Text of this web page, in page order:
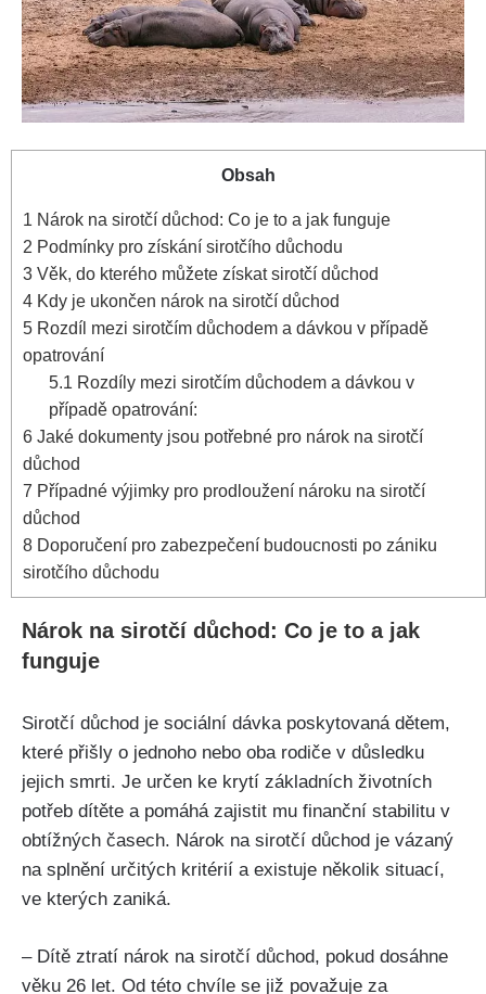
Obsah
1 Nárok na sirotčí důchod: Co je to a jak funguje
2 Podmínky pro získání sirotčího důchodu
3 Věk, do kterého můžete získat sirotčí důchod
4 Kdy je ukončen nárok na sirotčí důchod
5 Rozdíl mezi sirotčím důchodem a dávkou v případě
opatrování
5.1 Rozdíly mezi sirotčím důchodem a dávkou v
případě opatrování:
6 Jaké dokumenty jsou potřebné pro nárok na sirotčí
důchod
7 Případné výjimky pro prodloužení nároku na sirotčí
důchod
8 Doporučení pro zabezpečení budoucnosti po zániku
sirotčího důchodu
Nárok na sirotčí důchod: Co je to a jak
funguje
Sirotčí důchod je sociální dávka poskytovaná dětem,
které přišly o jednoho nebo oba rodiče v důsledku
jejich smrti. Je určen ke krytí základních životních
potřeb dítěte a pomáhá zajistit mu finanční stabilitu v
obtížných časech. Nárok na sirotčí důchod je vázaný
na splnění určitých kritérií a existuje několik situací,
ve kterých zaniká.
– Dítě ztratí nárok na sirotčí důchod, pokud dosáhne
věku 26 let. Od této chvíle se již považuje za